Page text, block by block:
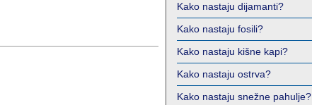
Kako nastaju dijamanti?
Kako nastaju fosili?
Kako nastaju kišne kapi?
Kako nastaju ostrva?
Kako nastaju snežne pahulje?